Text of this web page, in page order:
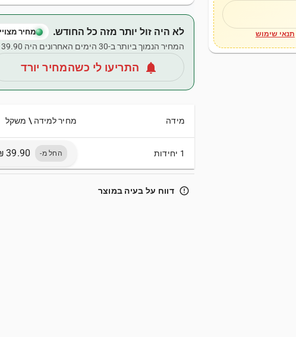
תנאי שימוש לא היה זול יותר מזה כל החודש. מחיר
המחיר הנמוך ביותר ב-30 הימים האחרונים היה ‏39.90 ‏₪.
notifications התריעו לי כשהמחיר יורד
מידה מחיר למידה \ משקל
1 יחידות החל מ-
error_outline דווח על בעיה במוצר